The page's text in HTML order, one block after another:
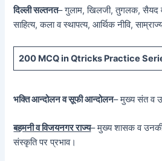
दिल्ली सल्तनत– गुलाम, खिलजी, तुगलक, सैयद
साहित्य, कला व स्थापत्य, आर्थिक नीवि,
200 MCQ in Qtricks Practice
भक्ति आन्दोलन व सूफी आन्दोलन– मुख्य संत व
बहमनी व विजयनगर राज्य– मुख्य शासक व उनकी
संस्कृति पर प्रभाव।